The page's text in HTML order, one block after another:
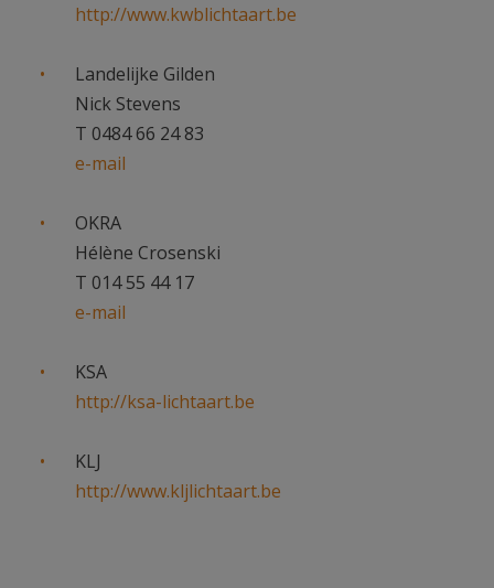
http://www.kwblichtaart.be
Landelijke Gilden
Nick Stevens
T 0484 66 24 83
e-mail
OKRA
Hélène Crosenski
T 014 55 44 17
e-mail
KSA
http://ksa-lichtaart.be
KLJ
http://www.kljlichtaart.be